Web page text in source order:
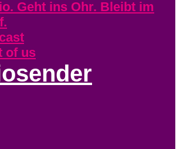
Geht ins Ohr. Bleibt im
of us